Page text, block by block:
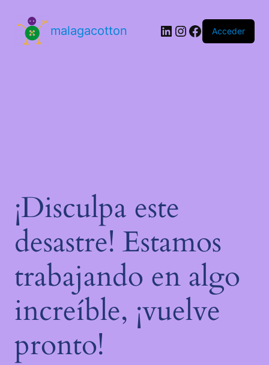
malagacotton Acceder
¡Disculpa este
desastre! Estamos
trabajando en algo
increíble, ¡vuelve
pronto!